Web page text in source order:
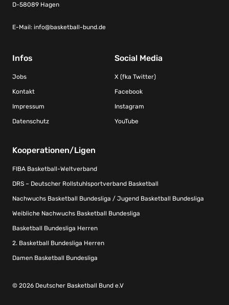
D-58089 Hagen
E-Mail: info@basketball-bund.de
Infos
Jobs
Kontakt
Impressum
Datenschutz
Social Media
X (fka Twitter)
Facebook
Instagram
YouTube
Kooperationen/Ligen
FIBA Basketball-Weltverband
DRS – Deutscher Rollstuhlsportverband Basketball
Nachwuchs Basketball Bundesliga / Jugend Basketball Bundesliga
Weibliche Nachwuchs Basketball Bundesliga
Basketball Bundesliga Herren
2. Basketball Bundesliga Herren
Damen Basketball Bundesliga
© 2026 Deutscher Basketball Bund e.V